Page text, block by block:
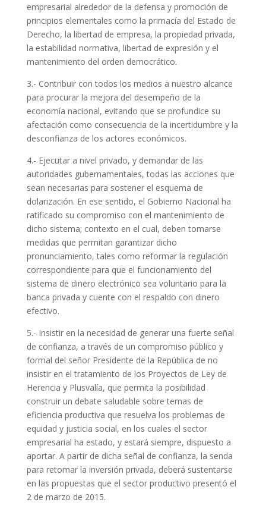
empresarial alrededor de la defensa y promoción de
principios elementales como la primacía del Estado de
Derecho, la libertad de empresa, la propiedad privada,
la estabilidad normativa, libertad de expresión y el
mantenimiento del orden democrático.
3.- Contribuir con todos los medios a nuestro alcance
para procurar la mejora del desempeño de la
economía nacional, evitando que se profundice su
afectación como consecuencia de la incertidumbre y la
desconfianza de los actores económicos.
4.- Ejecutar a nivel privado, y demandar de las
autoridades gubernamentales, todas las acciones que
sean necesarias para sostener el esquema de
dolarización. En ese sentido, el Gobierno Nacional ha
ratificado su compromiso con el mantenimiento de
dicho sistema; contexto en el cual, deben tomarse
medidas que permitan garantizar dicho
pronunciamiento, tales como reformar la regulación
correspondiente para que el funcionamiento del
sistema de dinero electrónico sea voluntario para la
banca privada y cuente con el respaldo con dinero
efectivo.
5.- Insistir en la necesidad de generar una fuerte señal
de confianza, a través de un compromiso público y
formal del señor Presidente de la República de no
insistir en el tratamiento de los Proyectos de Ley de
Herencia y Plusvalía, que permita la posibilidad
construir un debate saludable sobre temas de
eficiencia productiva que resuelva los problemas de
equidad y justicia social, en los cuales el sector
empresarial ha estado, y estará siempre, dispuesto a
aportar. A partir de dicha señal de confianza, la senda
para retomar la inversión privada, deberá sustentarse
en las propuestas que el sector productivo presentó el
2 de marzo de 2015.